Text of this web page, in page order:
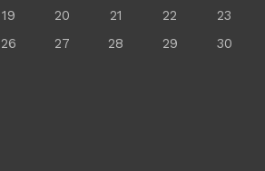
19 20 21 22
23
26 27 28 29
30